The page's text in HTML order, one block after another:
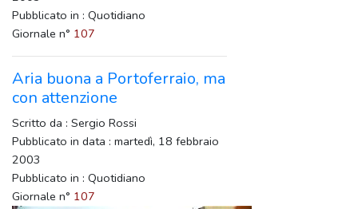
Pubblicato in : Quotidiano
Giornale n° 107
Aria buona a Portoferraio, ma
con attenzione
Scritto da : Sergio Rossi
Pubblicato in data : martedì, 18 febbraio
2003
Pubblicato in : Quotidiano
Giornale n° 107